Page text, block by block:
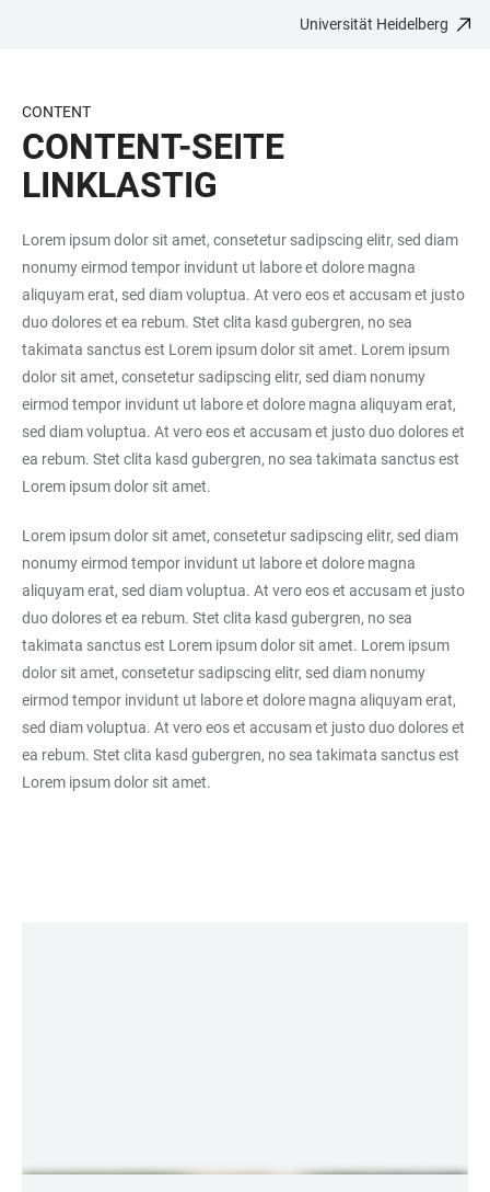
BARRIEREFREIHEIT
Universität Heidelberg
CONTENT
CONTENT-SEITE
LINKLASTIG
Lorem ipsum dolor sit amet, consetetur sadipscing elitr, sed diam
nonumy eirmod tempor invidunt ut labore et dolore magna
aliquyam erat, sed diam voluptua. At vero eos et accusam et justo
duo dolores et ea rebum. Stet clita kasd gubergren, no sea
takimata sanctus est Lorem ipsum dolor sit amet. Lorem ipsum
dolor sit amet, consetetur sadipscing elitr, sed diam nonumy
eirmod tempor invidunt ut labore et dolore magna aliquyam erat,
sed diam voluptua. At vero eos et accusam et justo duo dolores et
ea rebum. Stet clita kasd gubergren, no sea takimata sanctus est
Lorem ipsum dolor sit amet.
Lorem ipsum dolor sit amet, consetetur sadipscing elitr, sed diam
nonumy eirmod tempor invidunt ut labore et dolore magna
aliquyam erat, sed diam voluptua. At vero eos et accusam et justo
duo dolores et ea rebum. Stet clita kasd gubergren, no sea
takimata sanctus est Lorem ipsum dolor sit amet. Lorem ipsum
dolor sit amet, consetetur sadipscing elitr, sed diam nonumy
eirmod tempor invidunt ut labore et dolore magna aliquyam erat,
sed diam voluptua. At vero eos et accusam et justo duo dolores et
ea rebum. Stet clita kasd gubergren, no sea takimata sanctus est
Lorem ipsum dolor sit amet.